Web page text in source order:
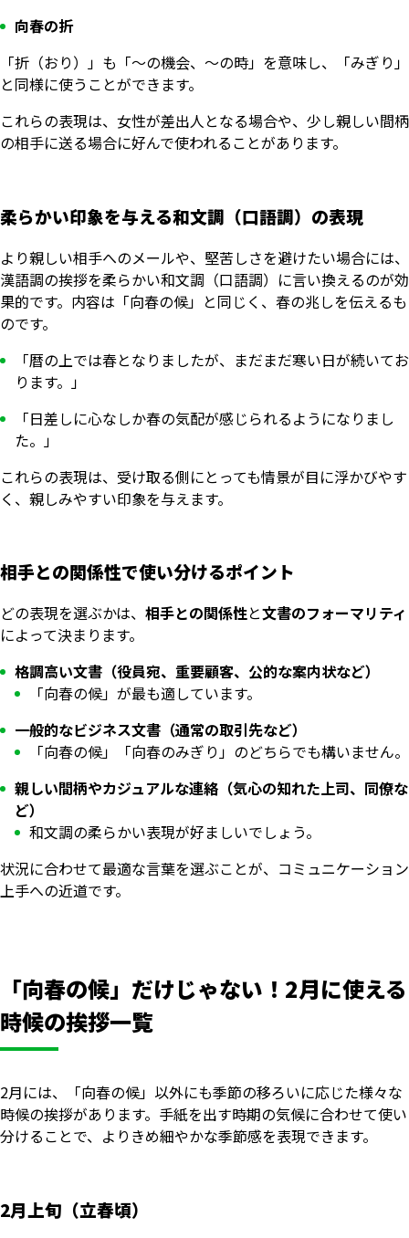
向春の折
「折（おり）」も「～の機会、～の時」を意味し、「みぎり」
と同様に使うことができます。
これらの表現は、女性が差出人となる場合や、少し親しい間柄
の相手に送る場合に好んで使われることがあります。
柔らかい印象を与える和文調（口語調）の表現
より親しい相手へのメールや、堅苦しさを避けたい場合には、
漢語調の挨拶を柔らかい和文調（口語調）に言い換えるのが効
果的です。内容は「向春の候」と同じく、春の兆しを伝えるも
のです。
「暦の上では春となりましたが、まだまだ寒い日が続いてお
ります。」
「日差しに心なしか春の気配が感じられるようになりまし
た。」
これらの表現は、受け取る側にとっても情景が目に浮かびやす
く、親しみやすい印象を与えます。
相手との関係性で使い分けるポイント
どの表現を選ぶかは、 相手との関係性と文書のフォーマリティ
によって決まります。
格調高い文書（役員宛、重要顧客、公的な案内状など）
「向春の候」が最も適しています。
一般的なビジネス文書（通常の取引先など）
「向春の候」「向春のみぎり」のどちらでも構いません。
親しい間柄やカジュアルな連絡（気心の知れた上司、同僚な
ど）
和文調の柔らかい表現が好ましいでしょう。
状況に合わせて最適な言葉を選ぶことが、コミュニケーション
上手への近道です。
「向春の候」だけじゃない！2月に使える
時候の挨拶一覧
2月には、「向春の候」以外にも季節の移ろいに応じた様々な
時候の挨拶があります。手紙を出す時期の気候に合わせて使い
分けることで、よりきめ細やかな季節感を表現できます。
2月上旬（立春頃）